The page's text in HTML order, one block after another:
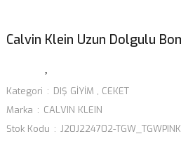
Calvin Klein Uzun Dolgulu
Kategori DIŞ GİYİM , CEKET
Marka
CALVIN KLEIN
Stok Kodu
J20J224702-TGW_TGWPINK